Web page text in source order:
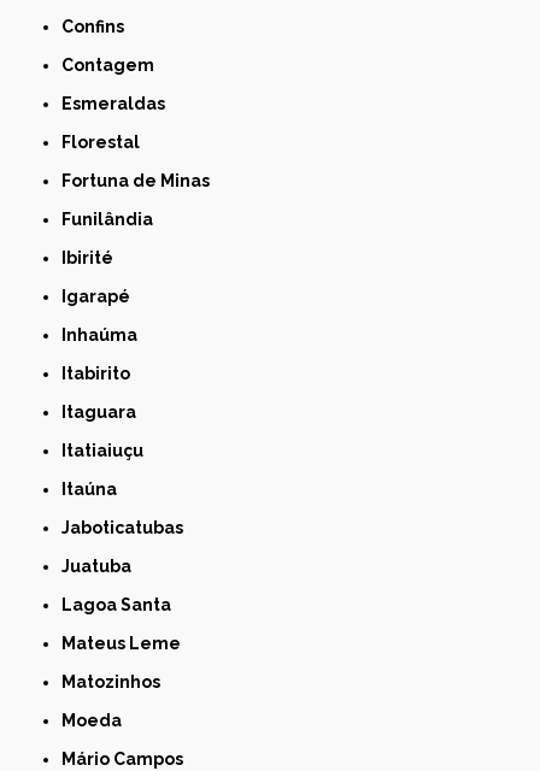
Confins
Contagem
Esmeraldas
Florestal
Fortuna de Minas
Funilândia
Ibirité
Igarapé
Inhaúma
Itabirito
Itaguara
Itatiaiuçu
Itaúna
Jaboticatubas
Juatuba
Lagoa Santa
Mateus Leme
Matozinhos
Moeda
Mário Campos